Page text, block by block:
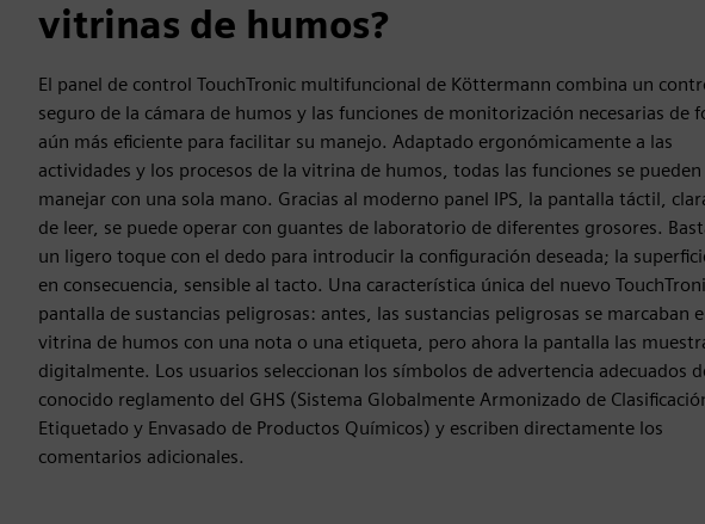
vitrinas de humos?
El panel de control TouchTronic multifuncional de Köttermann combina un
seguro de la cámara de humos y las funciones de monitorización necesarias de
aún más eficiente para facilitar su manejo. Adaptado ergonómicamente a las
actividades y los procesos de la vitrina de humos, todas las funciones se pueden
manejar con una sola mano. Gracias al moderno panel IPS, la pantalla táctil,
de leer, se puede operar con guantes de laboratorio de diferentes grosores.
un ligero toque con el dedo para introducir la configuración deseada; la
en consecuencia, sensible al tacto. Una característica única del nuevo
pantalla de sustancias peligrosas: antes, las sustancias peligrosas se marcaban
vitrina de humos con una nota o una etiqueta, pero ahora la pantalla las
digitalmente. Los usuarios seleccionan los símbolos de advertencia adecuados
conocido reglamento del GHS (Sistema Globalmente Armonizado de
Etiquetado y Envasado de Productos Químicos) y escriben directamente los
comentarios adicionales.